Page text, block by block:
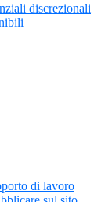
discrezionali
di lavoro